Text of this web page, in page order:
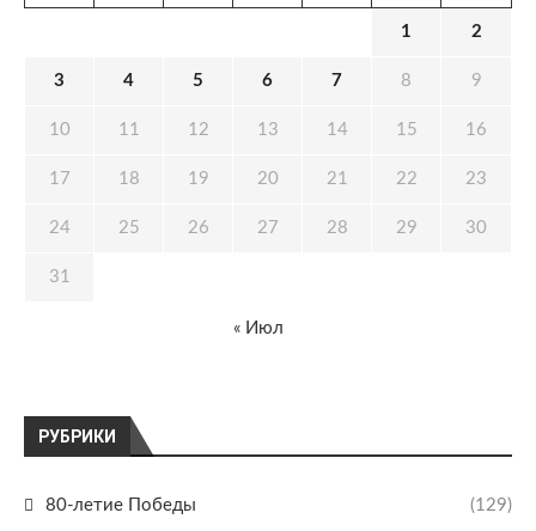
РУБРИКИ
80-летие Победы (129)
1 2
3 4 5 6 7 8 9
10 11 12 13 14 15 16
17 18 19 20 21 22 23
24 25 26 27 28 29 30
31
« Июл